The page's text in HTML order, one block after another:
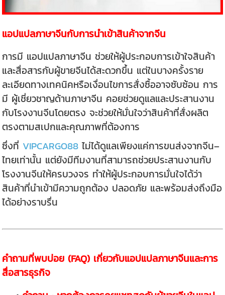
แอปแปลภาษาจีนกับการนำเข้าสินค้าจากจีน
การมี แอปแปลภาษาจีน ช่วยให้ผู้ประกอบการเข้าใจสินค้า
และสื่อสารกับผู้ขายจีนได้สะดวกขึ้น แต่ในบางครั้งราย
ละเอียดทางเทคนิคหรือเงื่อนไขการสั่งซื้ออาจซับซ้อน การ
มี ผู้เชี่ยวชาญด้านภาษาจีน คอยช่วยดูแลและประสานงาน
กับโรงงานจีนโดยตรง จะช่วยให้มั่นใจว่าสินค้าที่สั่งผลิต
ตรงตามสเปกและคุณภาพที่ต้องการ
ซึ่งที่ VIPCARGO88 ไม่ได้ดูแลเพียงแค่การขนส่งจากจีน–
ไทยเท่านั้น แต่ยังมีทีมงานที่สามารถช่วยประสานงานกับ
โรงงานจีนให้ครบวงจร ทำให้ผู้ประกอบการมั่นใจได้ว่า
สินค้าที่นำเข้ามีความถูกต้อง ปลอดภัย และพร้อมส่งถึงมือ
ได้อย่างราบรื่น
คำถามที่พบบ่อย (FAQ) เกี่ยวกับแอปแปลภาษาจีนและการ
สื่อสารธุรกิจ